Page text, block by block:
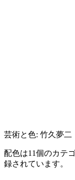
芸術と色: 竹久夢二
配色は11個のカテ
録されています。